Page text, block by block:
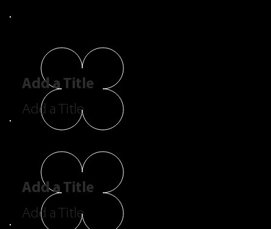
Add a Title
Add a Title
Add a Title
Add a Title